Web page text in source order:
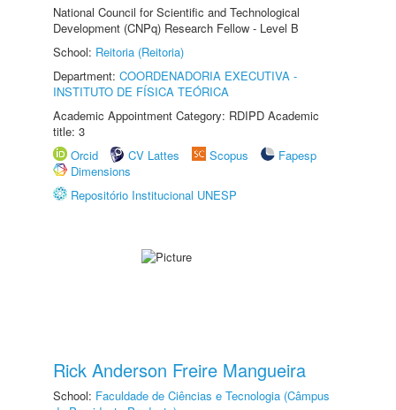
National Council for Scientific and Technological
Development (CNPq) Research Fellow - Level B
School: Reitoria (Reitoria)
Department: COORDENADORIA EXECUTIVA -
INSTITUTO DE FÍSICA TEÓRICA
Academic Appointment Category: RDIPD Academic
title: 3
Orcid
CV Lattes Scopus
Fapesp
Dimensions
Repositório Institucional UNESP
Rick Anderson Freire Mangueira
School: Faculdade de Ciências e Tecnologia (Câmpus